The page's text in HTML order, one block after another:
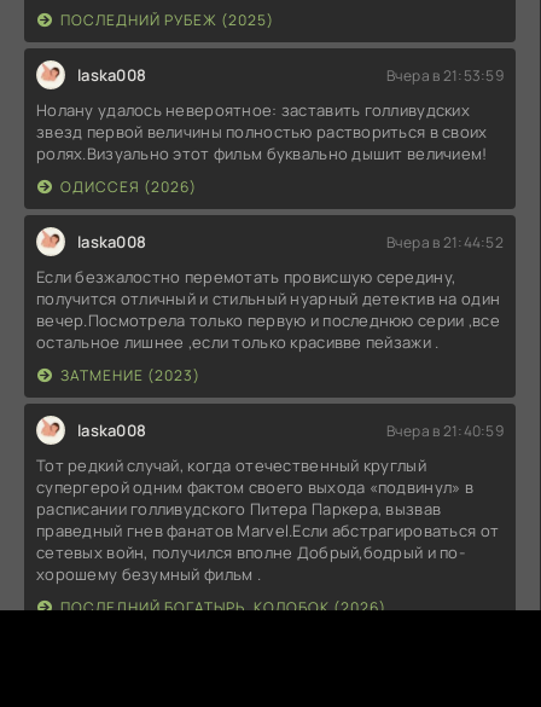
ПОСЛЕДНИЙ РУБЕЖ (2025)
laska008 Вчера в 21:53:59
Нолану удалось невероятное: заставить голливудских
звезд первой величины полностью раствориться в своих
ролях.Визуально этот фильм буквально дышит величием!
ОДИССЕЯ (2026)
laska008 Вчера в 21:44:52
Если безжалостно перемотать провисшую середину,
получится отличный и стильный нуарный детектив на один
вечер.Посмотрела только первую и последнюю серии ,все
остальное лишнее ,если только красивве пейзажи .
ЗАТМЕНИЕ (2023)
laska008 Вчера в 21:40:59
Тот редкий случай, когда отечественный круглый
супергерой одним фактом своего выхода «подвинул» в
расписании голливудского Питера Паркера, вызвав
праведный гнев фанатов Marvel.Если абстрагироваться от
сетевых войн, получился вполне Добрый,бодрый и по-
хорошему безумный фильм .
ПОСЛЕДНИЙ БОГАТЫРЬ. КОЛОБОК (2026)